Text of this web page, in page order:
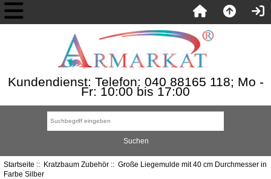
Kundendienst: Telefon: 040 88165 118; Mo -
Fr: 10:00 bis 17:00
Startseite :: Kratzbaum Zubehör:: Große Liegemulde mit 40 cm Durchmesser in
Farbe Silber